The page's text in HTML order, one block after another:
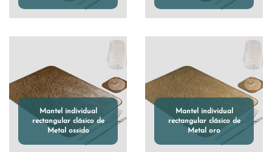
Mantel individual
rectangular clásico de
Metal ossido
Mantel individual
rectangular clásico de
Metal oro